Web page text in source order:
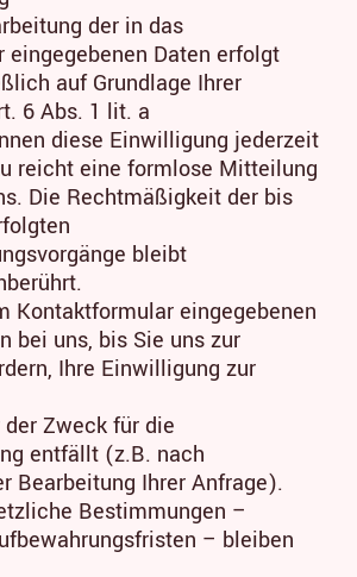
der in das
eingegebenen Daten erfolgt
auf Grundlage Ihrer
6 Abs. 1 lit. a
diese Einwilligung jederzeit
reicht eine formlose Mitteilung
Die Rechtmäßigkeit der bis
bleibt
Kontaktformular eingegebenen
bei uns, bis Sie uns zur
Ihre Einwilligung zur
Zweck für die
entfällt (z.B. nach
Bearbeitung Ihrer Anfrage).
Bestimmungen –
– bleiben